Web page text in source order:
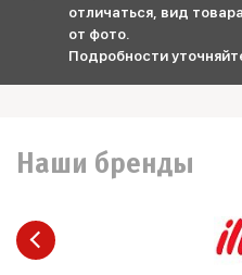
отличаться, вид
от фото.
Подробности
Наши бренды